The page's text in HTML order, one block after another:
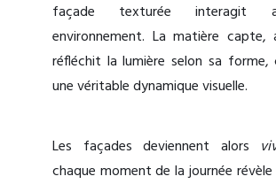
façade texturée interagit
environnement. La matière capte,
réfléchit la lumière selon sa forme,
une véritable dynamique visuelle.
Les façades deviennent alors
chaque moment de la journée révèle